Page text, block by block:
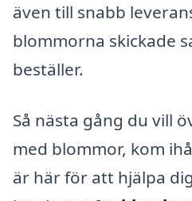
även till snabb
blommorna skickade
beställer.
Så nästa gång du vill
med blommor, kom
är här för att hjälpa